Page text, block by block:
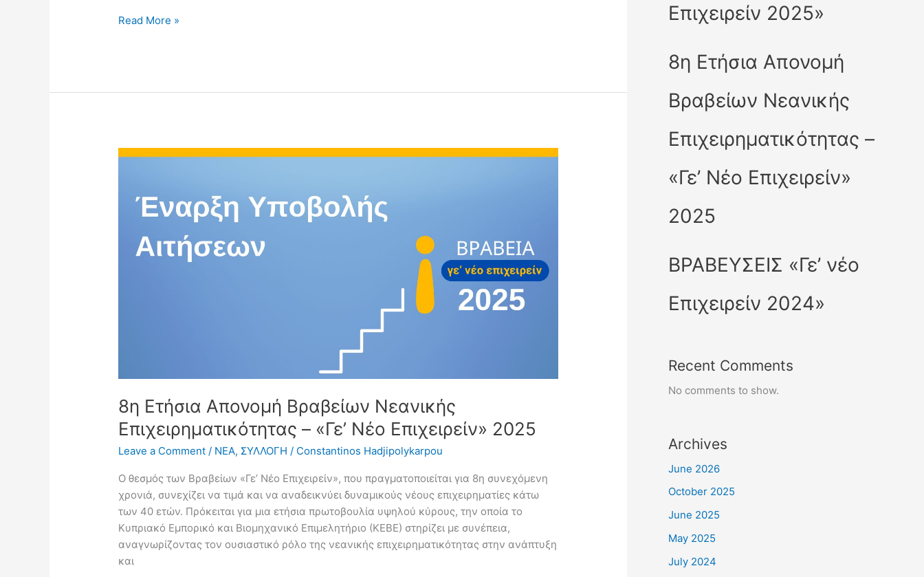
Read More »
8η Ετήσια Απονομή Βραβείων Νεανικής
Επιχειρηματικότητας – «Γε’ Νέο Επιχειρείν» 2025
Leave a Comment / NEA, ΣΥΛΛΟΓΗ / Constantinos Hadjipolykarpou
Ο θεσμός των Βραβείων «Γε’ Νέο Επιχειρείν», που πραγματοποιείται για 8η συνεχόμενη
χρονιά, συνεχίζει να τιμά και να αναδεικνύει δυναμικούς νέους επιχειρηματίες κάτω
των 40 ετών. Πρόκειται για μια ετήσια πρωτοβουλία υψηλού κύρους, την οποία το
Κυπριακό Εμπορικό και Βιομηχανικό Επιμελητήριο (ΚΕΒΕ) στηρίζει με συνέπεια,
αναγνωρίζοντας τον ουσιαστικό ρόλο της νεανικής επιχειρηματικότητας στην ανάπτυξη
και
8η
Βραβείων
Νεανικής
Επιχειρηματικότητας
Επιχειρείν 2025»
8η Ετήσια Απονομή
Βραβείων Νεανικής
Επιχειρηματικότητας –
«Γε’ Νέο Επιχειρείν»
2025
ΒΡΑΒΕΥΣΕΙΣ «Γε’ νέο
Επιχειρείν 2024»
Recent Comments
No comments to show.
Archives
June 2026
October 2025
June 2025
May 2025
July 2024